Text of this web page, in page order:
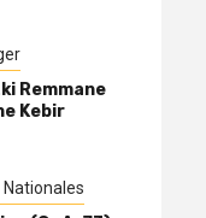
Remmane
Kebir
Nationales